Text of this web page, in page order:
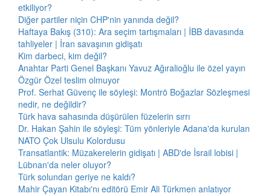
etkiliyor?
Diğer partiler niçin CHP'nin yanında değil?
Haftaya Bakış (310): Ara seçim tartışmaları | İBB davasında
tahliyeler | İran savaşının gidişatı
Kim darbeci, kim değil?
Anahtar Parti Genel Başkanı Yavuz Ağıralioğlu ile özel yayın
Özgür Özel teslim olmuyor
Prof. Serhat Güvenç ile söyleşi: Montrö Boğazlar Sözleşmesi
nedir, ne değildir?
Türk hava sahasında düşürülen füzelerin sırrı
Dr. Hakan Şahin ile söyleşi: Tüm yönleriyle Adana'da kurulan
NATO Çok Ulsulu Kolordusu
Transatlantik: Müzakerelerin gidişatı | ABD'de İsrail lobisi |
Lübnan'da neler oluyor?
Türk solundan geriye ne kaldı?
Mahir Çayan Kitabı'nı editörü Emir Ali Türkmen anlatıyor